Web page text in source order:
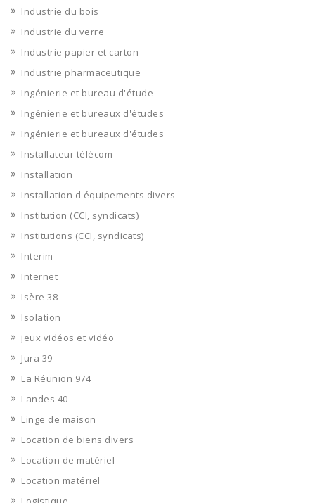
Industrie du bois
Industrie du verre
Industrie papier et carton
Industrie pharmaceutique
Ingénierie et bureau d'étude
Ingénierie et bureaux d'études
Ingénierie et bureaux d'études
Installateur télécom
Installation
Installation d'équipements divers
Institution (CCI, syndicats)
Institutions (CCI, syndicats)
Interim
Internet
Isère 38
Isolation
jeux vidéos et vidéo
Jura 39
La Réunion 974
Landes 40
Linge de maison
Location de biens divers
Location de matériel
Location matériel